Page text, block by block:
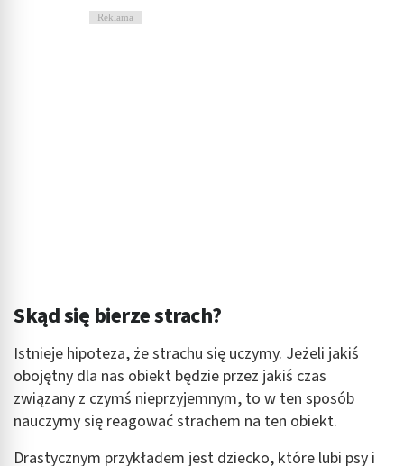
Reklama
Skąd się bierze strach?
Istnieje hipoteza, że strachu się uczymy. Jeżeli jakiś
obojętny dla nas obiekt będzie przez jakiś czas
związany z czymś nieprzyjemnym, to w ten sposób
nauczymy się reagować strachem na ten obiekt.
Drastycznym przykładem jest dziecko, które lubi psy i